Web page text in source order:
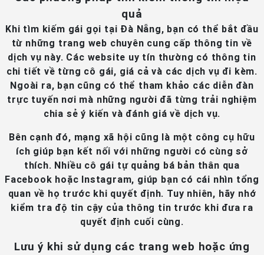
quả
Khi tìm kiếm gái gọi tại Đà Nẵng, bạn có thể bắt đầu
từ những trang web chuyên cung cấp thông tin về
dịch vụ này. Các website uy tín thường có thông tin
chi tiết về từng cô gái, giá cả và các dịch vụ đi kèm.
Ngoài ra, bạn cũng có thể tham khảo các diễn đàn
trực tuyến nơi mà những người đã từng trải nghiệm
chia sẻ ý kiến và đánh giá về dịch vụ.
Bên cạnh đó, mạng xã hội cũng là một công cụ hữu
ích giúp bạn kết nối với những người có cùng sở
thích. Nhiều cô gái tự quảng bá bản thân qua
Facebook hoặc Instagram, giúp bạn có cái nhìn tổng
quan về họ trước khi quyết định. Tuy nhiên, hãy nhớ
kiểm tra độ tin cậy của thông tin trước khi đưa ra
quyết định cuối cùng.
Lưu ý khi sử dụng các trang web hoặc ứng